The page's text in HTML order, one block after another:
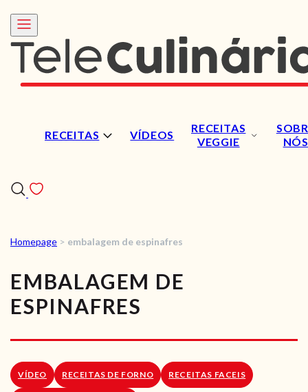
RECEITAS VÍDEOS
RECEITAS
VEGGIE
NÓS
RECEITAS
VÍDEOS
RECEITAS VEGGIE
LOJA ONLINE
Homepage > embalagem de espinafres
EMBALAGEM DE
ESPINAFRES
VÍDEO RECEITAS DE FORNO RECEITAS FACEIS